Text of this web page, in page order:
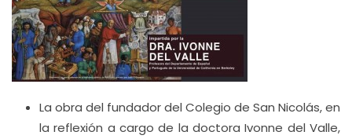
La obra del fundador del Colegio de San Nicolás, en
la reflexión a cargo de la doctora Ivonne del Valle,